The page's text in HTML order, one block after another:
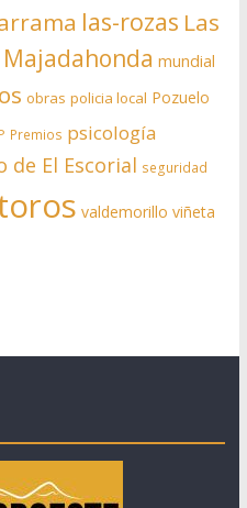
las-rozas Las
Majadahonda mundial
obras policia local Pozuelo
Premios psicología
de El Escorial seguridad
valdemorillo viñeta